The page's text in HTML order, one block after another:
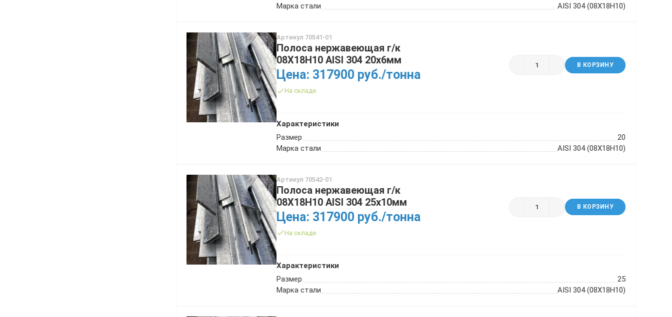
Марка стали
AISI 304 (08Х18Н10)
Артикул 70541-01
Полоса нержавеющая г/к
08Х18Н10 AISI 304 20х6мм
Цена: 317900 руб./тонна
На складе
В КОРЗИНУ
Характеристики
Размер
20
Марка стали
AISI 304 (08Х18Н10)
Артикул 70542-01
Полоса нержавеющая г/к
08Х18Н10 AISI 304 25х10мм
Цена: 317900 руб./тонна
На складе
В КОРЗИНУ
Характеристики
Размер
25
Марка стали
AISI 304 (08Х18Н10)